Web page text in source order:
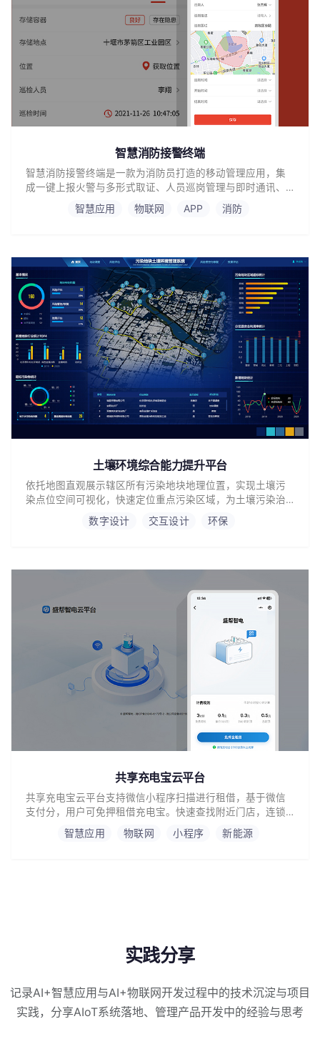
智慧消防接警终端
智慧消防接警终端是一款为消防员打造的移动管理应用，集
成一键上报火警与多形式取证、人员巡岗管理与即时通讯、
消防设施与隐患数据采集等核心功能。
智慧应用 物联网 APP 消防
土壤环境综合能力提升平台
依托地图直观展示辖区所有污染地块地理位置，实现土壤污
染点位空间可视化，快速定位重点污染区域，为土壤污染治
理、产业管控、区域风险防控提供数据支撑。
数字设计 交互设计 环保
共享充电宝云平台
共享充电宝云平台支持微信小程序扫描进行租借，基于微信
支付分，用户可免押租借充电宝。快速查找附近门店，连锁
门店通通可借可还。
智慧应用 物联网 小程序 新能源
实践分享
记录AI+智慧应用与AI+物联网开发过程中的技术沉淀与项目
实践，分享AIoT系统落地、管理产品开发中的经验与思考